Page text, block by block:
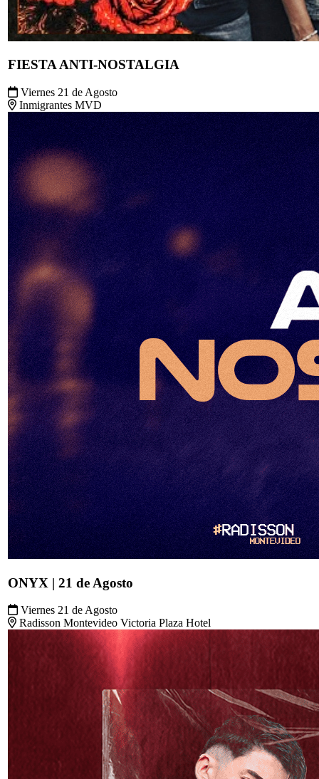
FIESTA ANTI-NOSTALGIA
Viernes 21 de Agosto
Inmigrantes MVD
ONYX | 21 de Agosto
Viernes 21 de Agosto
Radisson Montevideo Victoria Plaza Hotel